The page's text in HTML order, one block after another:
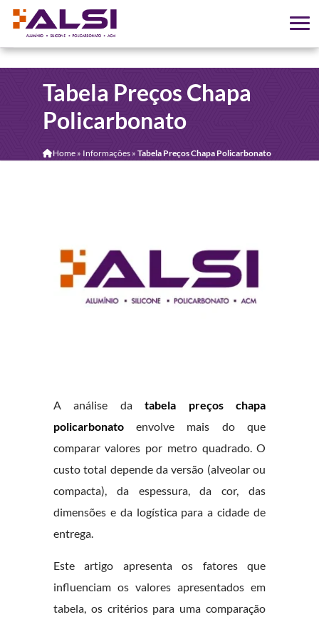
Tabela Preços Chapa
Policarbonato
Home» Informações » Tabela Preços Chapa Policarbonato
A análise databela preços chapa
policarbonatoenvolve mais do que
comparar valores por metro quadrado. O
custo total depende da versão (alveolar ou
compacta), da espessura, da cor, das
dimensões e da logística para a cidade de
entrega.
Este artigo apresenta os fatores que
influenciam os valores apresentados em
tabela, os critérios para uma comparação